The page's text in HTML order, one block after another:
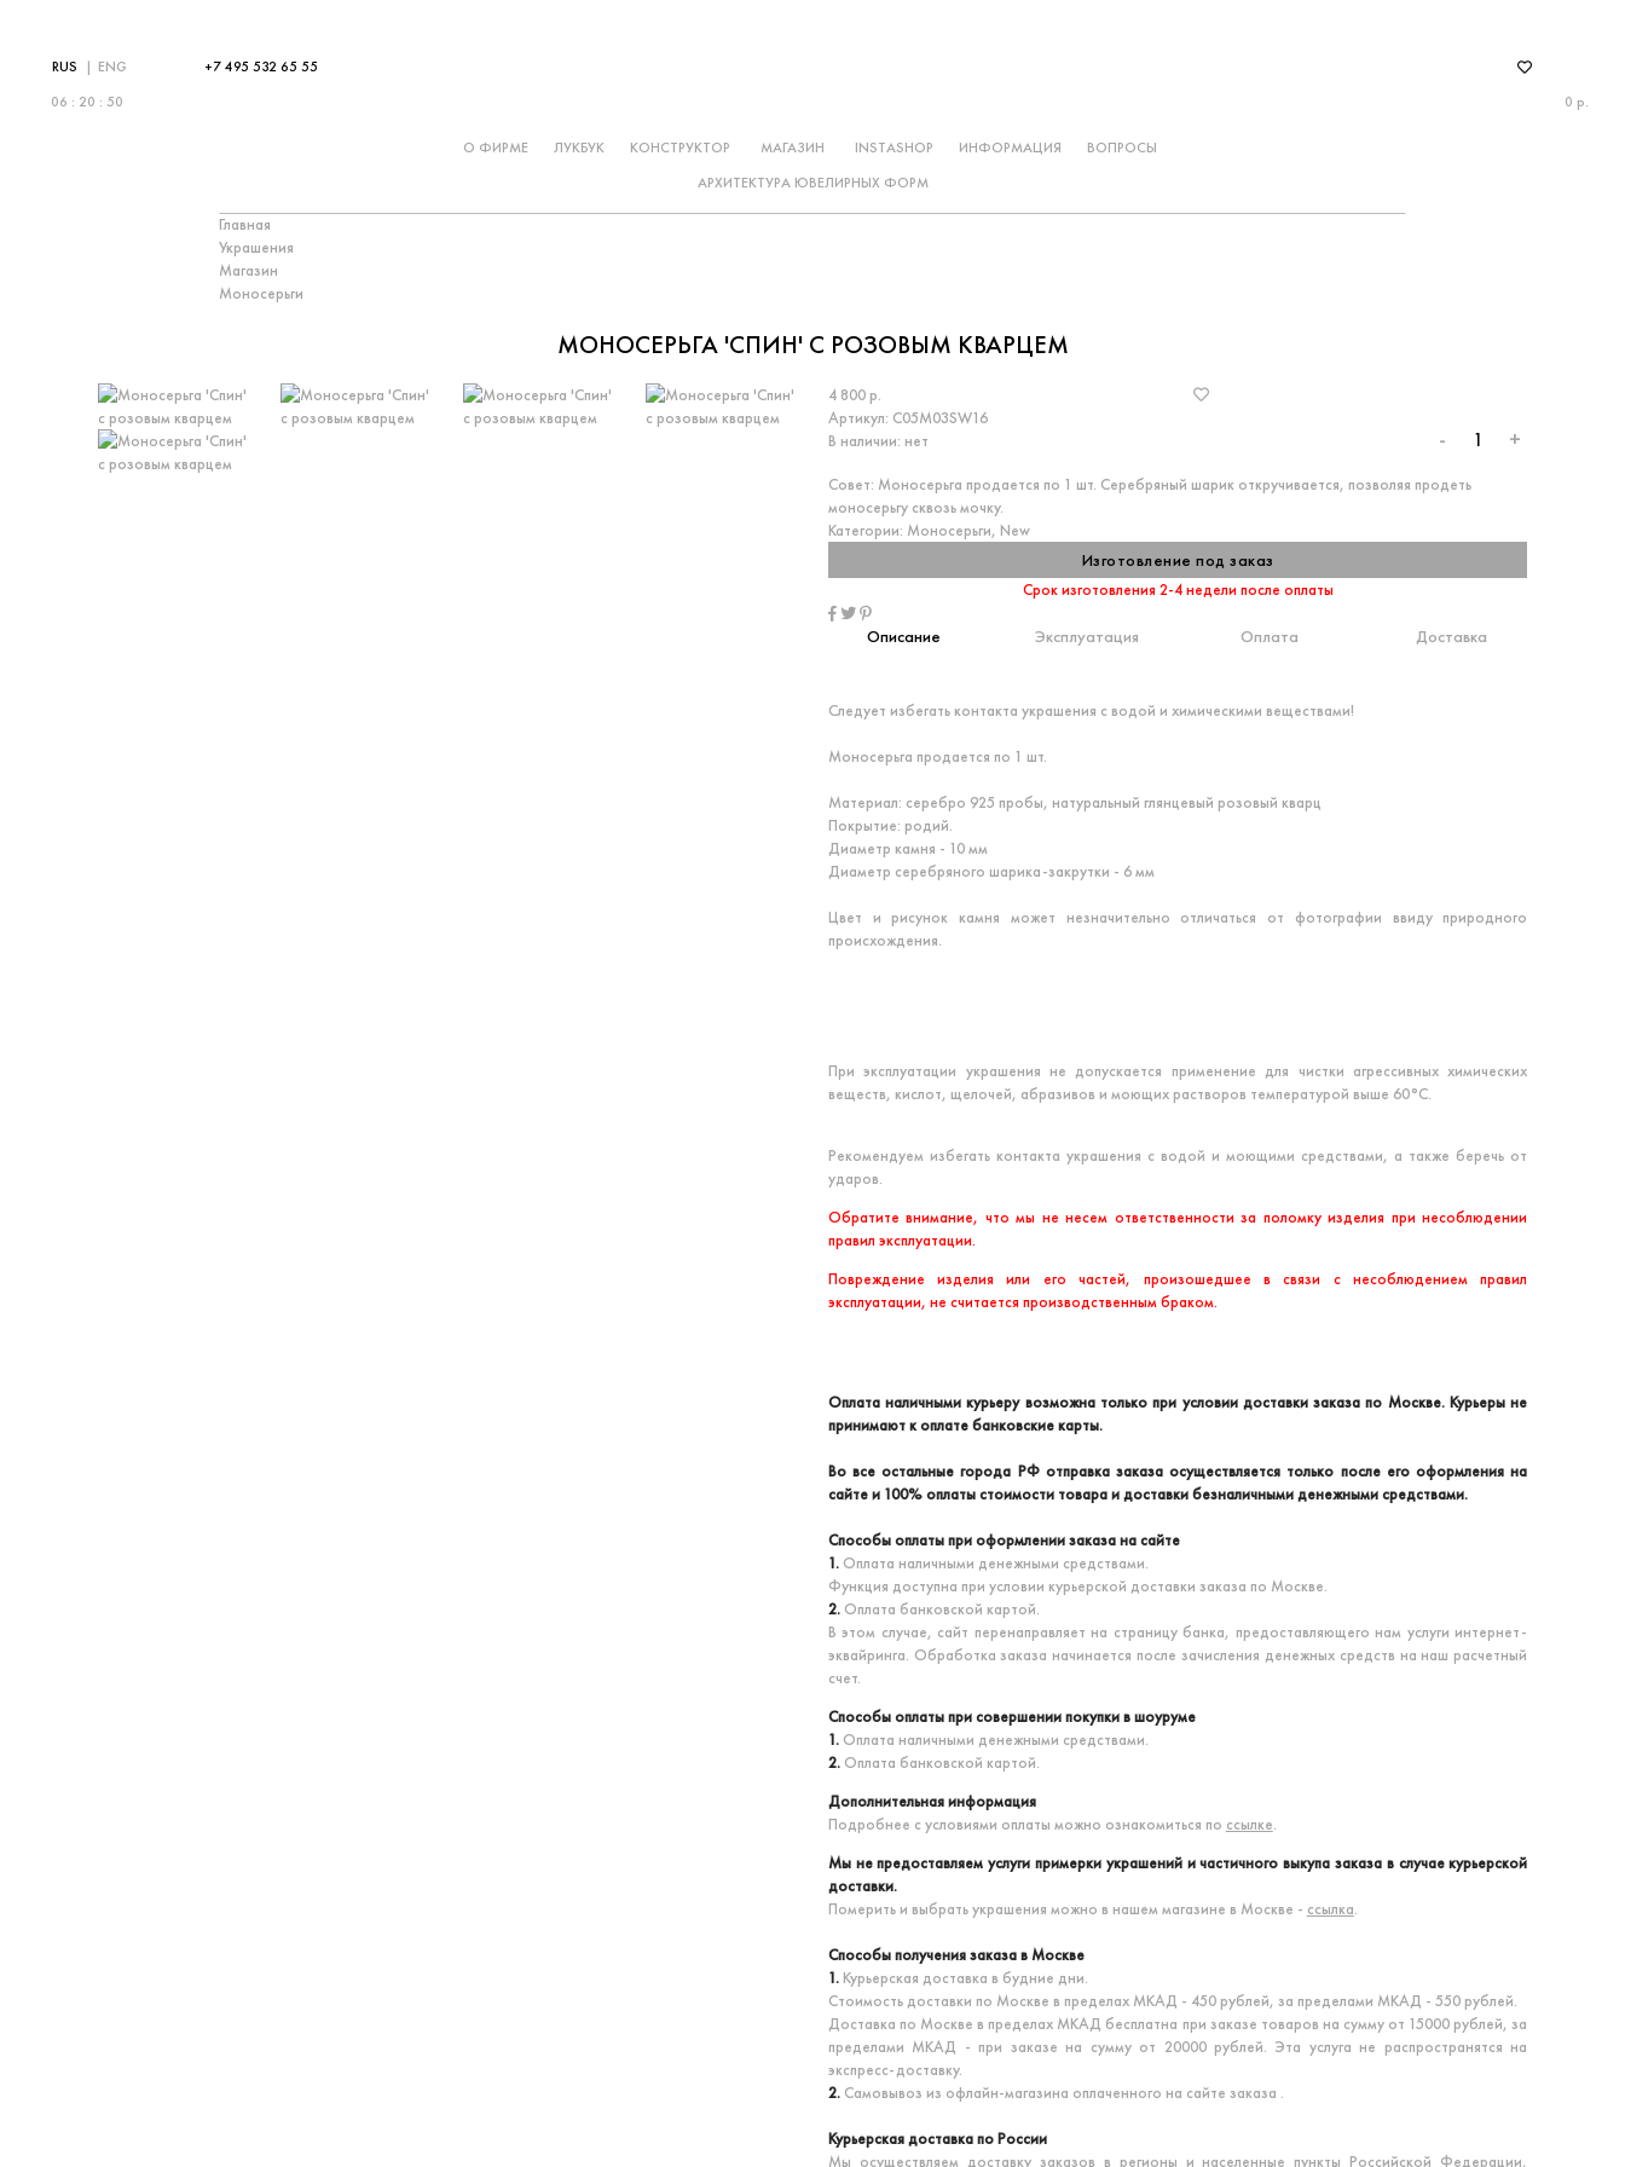
RUS | ENG
06 : 20 : 50
+7 495 532 65 55
0 р.
О ФИРМЕ ЛУКБУК КОНСТРУКТОР МАГАЗИН INSTASHOP ИНФОРМАЦИЯ
ВОПРОСЫ
АРХИТЕКТУРА ЮВЕЛИРНЫХ ФОРМ
Главная
Украшения
Магазин
Моносерьги
МОНОСЕРЬГА 'СПИН' С РОЗОВЫМ КВАРЦЕМ
4 800 р.
Артикул: С05M03SW16
В наличии: нет - +
Совет: Моносерьга продается по 1 шт. Серебряный шарик откручивается, позволяя продеть
моносерьгу сквозь мочку.
Категории: Моносерьги, New
Изготовление под заказ
Срок изготовления 2-4 недели после оплаты
Описание Эксплуатация Оплата Доставка
Следует избегать контакта украшения с водой и химическими веществами!
Моносерьга продается по 1 шт.
Материал: серебро 925 пробы, натуральный глянцевый розовый кварц
Покрытие: родий.
Диаметр камня - 10 мм
Диаметр серебряного шарика-закрутки - 6 мм
Цвет и рисунок камня может незначительно отличаться от фотографии ввиду природного
происхождения.
При эксплуатации украшения не допускается применение для чистки агрессивных химических
веществ, кислот, щелочей, абразивов и моющих растворов температурой выше 60°С.
Рекомендуем избегать контакта украшения с водой и моющими средствами, а также беречь от
ударов.
Обратите внимание, что мы не несем ответственности за поломку изделия при несоблюдении
правил эксплуатации.
Повреждение изделия или его частей, произошедшее в связи с несоблюдением правил
эксплуатации, не считается производственным браком.
Оплата наличными курьеру возможна только при условии доставки заказа по Москве. Курьеры не
принимают к оплате банковские карты.
Во все остальные города РФ отправка заказа осуществляется только после его оформления на
сайте и 100% оплаты стоимости товара и доставки безналичными денежными средствами.
Способы оплаты при оформлении заказа на сайте
1.Оплата наличными денежными средствами.
Функция доступна при условии курьерской доставки заказа по Москве.
2.Оплата банковской картой.
В этом случае, сайт перенаправляет на страницу банка, предоставляющего нам услуги интернет-
эквайринга. Обработка заказа начинается после зачисления денежных средств на наш расчетный
счет.
Способы оплаты при совершении покупки в шоуруме
1. Оплата наличными денежными средствами.
2. Оплата банковской картой.
Дополнительная информация
Подробнее с условиями оплаты можно ознакомиться по ссылке.
Мы не предоставляем услуги примерки украшений и частичного выкупа заказа в случае курьерской
доставки.
Померить и выбрать украшения можно в нашем магазине в Москве - ссылка.
Способы получения заказа в Москве
1.Курьерская доставка в будние дни.
Стоимость доставки по Москве в пределах МКАД - 450 рублей, за пределами МКАД - 550 рублей.
Доставка по Москве в пределах МКАД бесплатна при заказе товаров на сумму от 15000 рублей, за
пределами МКАД - при заказе на сумму от 20000 рублей. Эта услуга не распространятся на
экспресс-доставку.
2. Самовывоз из офлайн-магазина оплаченного на сайте заказа .
Курьерская доставка по России
Мы осуществляем доставку заказов в регионы и населенные пункты Российской Федерации,